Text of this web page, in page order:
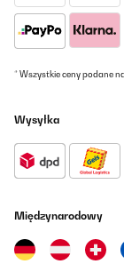
* Wszystkie ceny podane
Wysyłka
Międzynarodowy